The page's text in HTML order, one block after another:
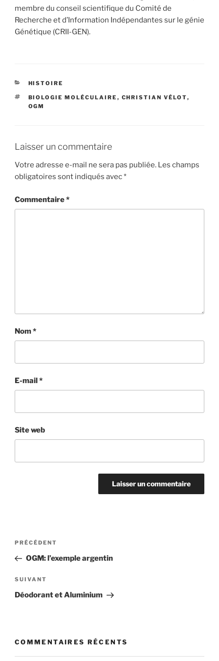
membre du conseil scientifique du Comité de
Recherche et d’Information Indépendantes sur le génie
Génétique (CRII-GEN).
CATÉGORIES
HISTOIRE
ÉTIQUETTES
BIOLOGIE MOLÉCULAIRE , CHRISTIAN VÉLOT,
OGM
Laisser un commentaire
Votre adresse e-mail ne sera pas publiée. Les champs
obligatoires sont indiqués avec*
Commentaire*
Nom*
E-mail*
Site web
Navigation
l’article
Article
précédent
PRÉCÉDENT
OGM: l’exemple argentin
Article
suivant
SUIVANT
Déodorant et Aluminium
COMMENTAIRES RÉCENTS